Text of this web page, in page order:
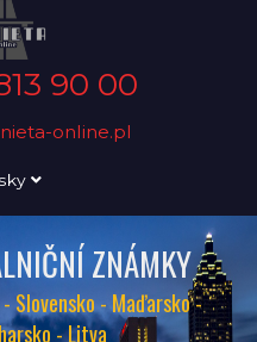
90 00
online.pl
ZNÁMKY
Slovensko - Maďarsko -
- Litva